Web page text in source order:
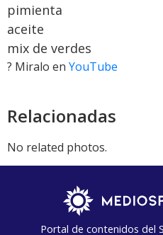
pimienta
aceite
mix de verdes
? Miralo en YouTube
Relacionadas
No related photos.
Portal de contenidos del